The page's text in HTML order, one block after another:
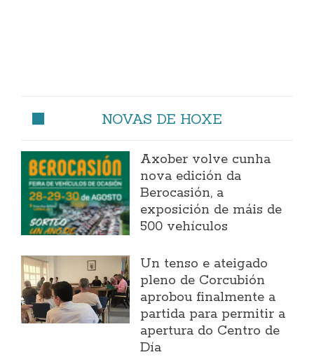
NOVAS DE HOXE
Axober volve cunha
nova edición da
Berocasión, a
exposición de máis de
500 vehículos
Un tenso e ateigado
pleno de Corcubión
aprobou finalmente a
partida para permitir a
apertura do Centro de
Día